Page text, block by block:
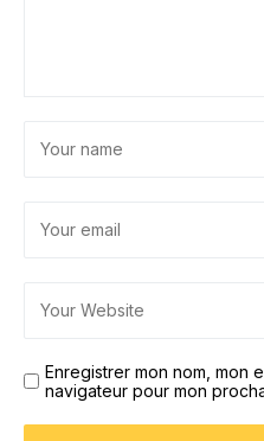
Enregistrer mon nom, mon
navigateur pour mon